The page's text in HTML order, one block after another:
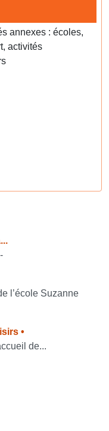
annexes : écoles,
activités
l’école Suzanne
•
de...